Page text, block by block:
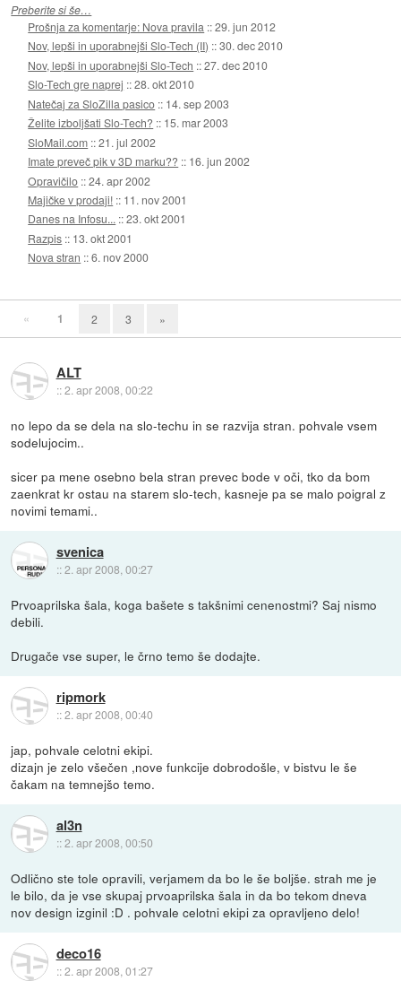
Preberite si še…
Prošnja za komentarje: Nova pravila ::29. jun 2012
Nov, lepši in uporabnejši Slo-Tech (II) ::30. dec 2010
Nov, lepši in uporabnejši Slo-Tech ::27. dec 2010
Slo-Tech gre naprej ::28. okt 2010
Natečaj za SloZilla pasico :: 14. sep 2003
Želite izboljšati Slo-Tech? :: 15. mar 2003
SloMail.com ::21. jul 2002
Imate preveč pik v 3D marku?? :: 16. jun 2002
Opravičilo ::24. apr 2002
Majičke v prodaji! :: 11. nov 2001
Danes na Infosu... ::23. okt 2001
Razpis :: 13. okt 2001
Nova stran ::6. nov 2000
« 1 2 3 »
ALT
::2. apr 2008, 00:22
no lepo da se dela na slo-techu in se razvija stran. pohvale vsem
sodelujocim..
sicer pa mene osebno bela stran prevec bode v oči, tko da bom
zaenkrat kr ostau na starem slo-tech, kasneje pa se malo poigral z
novimi temami..
svenica
::2. apr 2008, 00:27
Prvoaprilska šala, koga bašete s takšnimi cenenostmi? Saj nismo
debili.
Drugače vse super, le črno temo še dodajte.
ripmork
::2. apr 2008, 00:40
jap, pohvale celotni ekipi.
dizajn je zelo všečen ,nove funkcije dobrodošle, v bistvu le še
čakam na temnejšo temo.
al3n
::2. apr 2008, 00:50
Odlično ste tole opravili, verjamem da bo le še boljše. strah me je
le bilo, da je vse skupaj prvoaprilska šala in da bo tekom dneva
nov design izginil :D . pohvale celotni ekipi za opravljeno delo!
deco16
::2. apr 2008, 01:27